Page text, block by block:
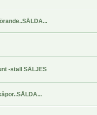
-stall SÄLJES